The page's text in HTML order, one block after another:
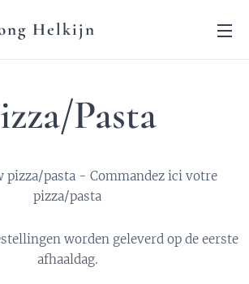
Helkijn
Pasta
pizza/pasta - Commandez ici votre
pizza/pasta
worden geleverd op de eerste
afhaaldag.